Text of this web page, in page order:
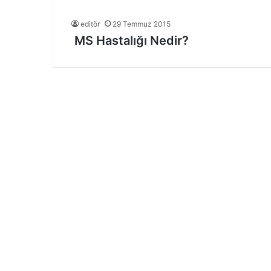
editör 29 Temmuz 2015
MS Hastalığı Nedir?